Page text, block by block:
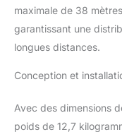
maximale de 38
garantissant une
longues distances.
Conception et
Avec des dimensions
poids de 12,7